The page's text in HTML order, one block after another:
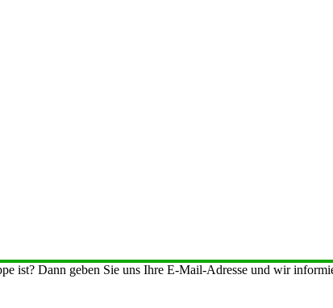
ist? Dann geben Sie uns Ihre E-Mail-Adresse und wir